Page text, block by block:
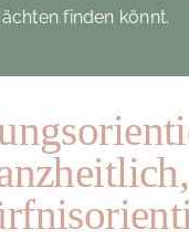
finden könnt.